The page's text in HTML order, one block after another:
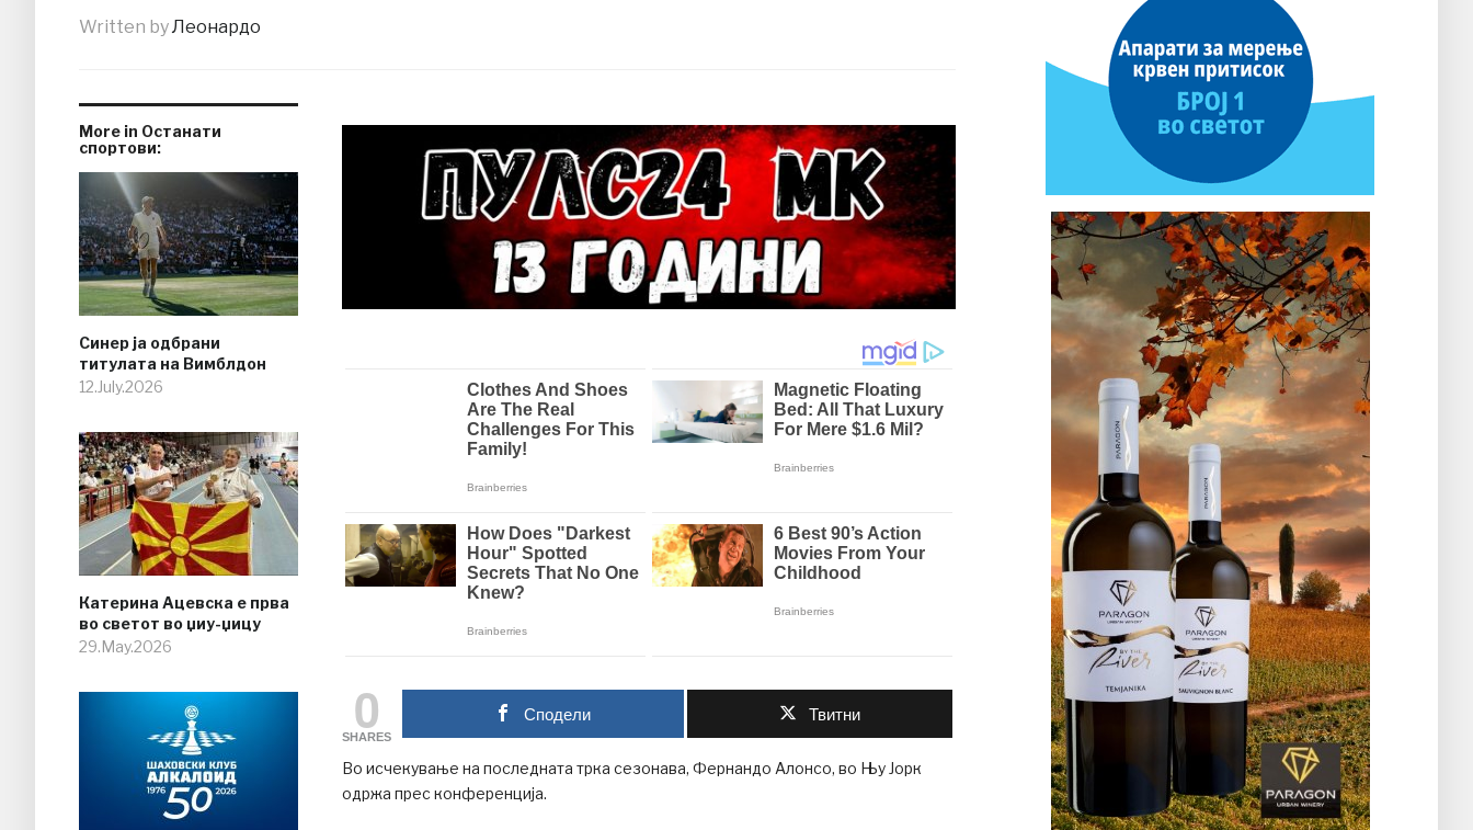
Written byЛеонардо
More in Останати
спортови:
Синер ја одбрани
титулата на Вимблдон
12.July.2026
Катерина Ацевска е прва
во светот во џиу-џицу
29.May.2026
0
SHARES
Сподели Твитни
Во исчекување на последната трка сезонава, Фернандо Алонсо, во Њу Јорк
одржа прес конференција.